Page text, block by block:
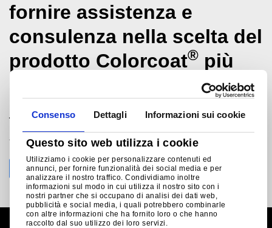
Consenso Dettagli Informazioni sui cookie
Questo sito web utilizza i cookie
Utilizziamo i cookie per personalizzare contenuti ed
annunci, per fornire funzionalità dei social media e per
analizzare il nostro traffico. Condividiamo inoltre
informazioni sul modo in cui utilizza il nostro sito con i
nostri partner che si occupano di analisi dei dati web,
pubblicità e social media, i quali potrebbero combinarle
con altre informazioni che ha fornito loro o che hanno
raccolto dal suo utilizzo dei loro servizi.
fornire assistenza e
consulenza nella scelta del
prodotto Colorcoat® più
Tata Steel International (Italia) Srl
+39 02 0070 0991